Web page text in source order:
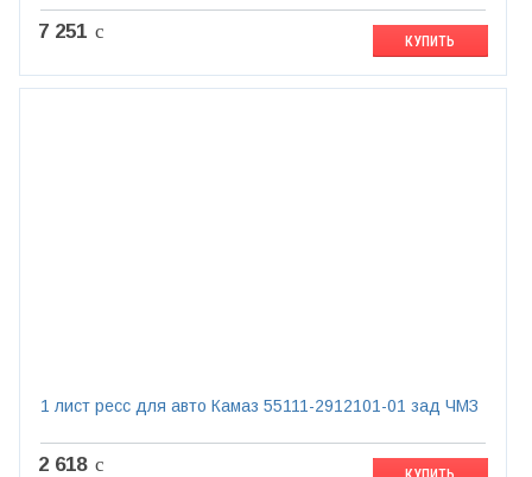
7 251 c КУПИТЬ
1 лист ресс для авто Камаз 55111-2912101-01 зад ЧМЗ
2 618 c